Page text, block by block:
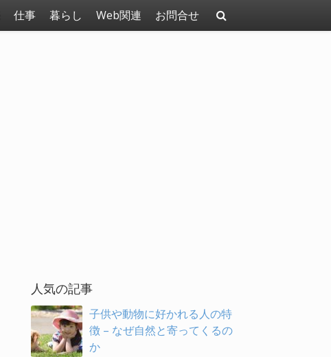
仕事 暮らし Web関連 お問合せ
人気の記事
子供や動物に好かれる人の特
徴 – なぜ自然と寄ってくるの
か